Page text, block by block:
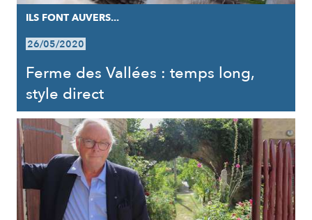
ILS FONT AUVERS...
26/05/2020
Ferme des Vallées : temps long,
style direct